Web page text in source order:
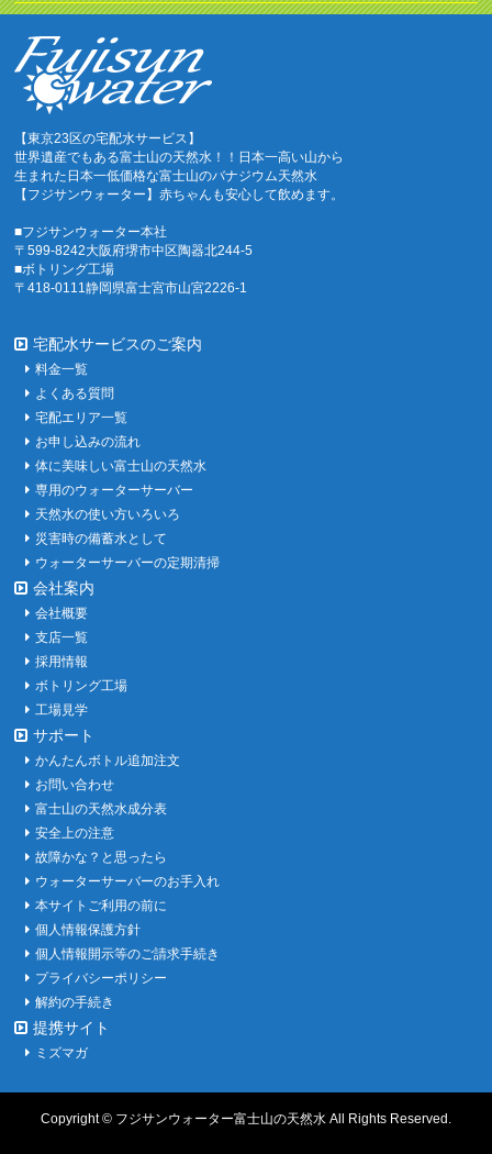
【東京23区の宅配水サービス】
世界遺産でもある富士山の天然水！！日本一高い山から
生まれた日本一低価格な富士山のバナジウム天然水
【フジサンウォーター】赤ちゃんも安心して飲めます。
■フジサンウォーター本社
〒599-8242大阪府堺市中区陶器北244-5
■ボトリング工場
〒418-0111静岡県富士宮市山宮2226-1
宅配水サービスのご案内
料金一覧
よくある質問
宅配エリア一覧
お申し込みの流れ
体に美味しい富士山の天然水
専用のウォーターサーバー
天然水の使い方いろいろ
災害時の備蓄水として
ウォーターサーバーの定期清掃
会社案内
会社概要
支店一覧
採用情報
ボトリング工場
工場見学
サポート
かんたんボトル追加注文
お問い合わせ
富士山の天然水成分表
安全上の注意
故障かな？と思ったら
ウォーターサーバーのお手入れ
本サイトご利用の前に
個人情報保護方針
個人情報開示等のご請求手続き
プライバシーポリシー
解約の手続き
提携サイト
ミズマガ
Copyright © フジサンウォーター富士山の天然水All Rights Reserved.